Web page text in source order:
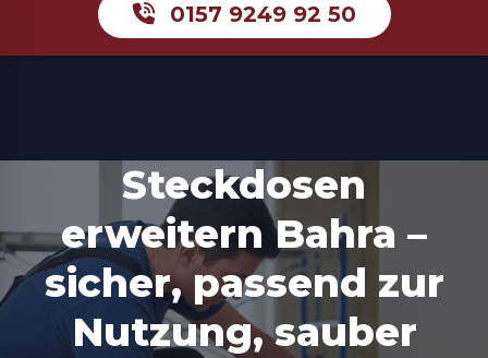
0157 9249 92 50
Steckdosen
erweitern Bahra –
sicher, passend zur
Nutzung, sauber